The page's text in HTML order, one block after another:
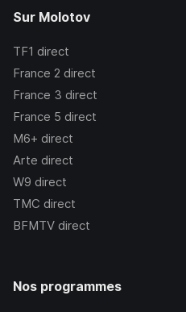
Sur Molotov
TF1 direct
France 2 direct
France 3 direct
France 5 direct
M6+ direct
Arte direct
W9 direct
TMC direct
BFMTV direct
Nos programmes